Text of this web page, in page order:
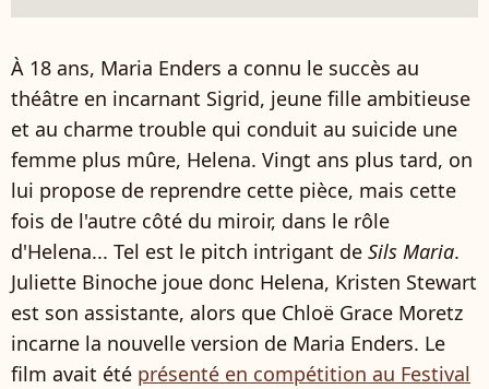
À 18 ans, Maria Enders a connu le succès au
théâtre en incarnant Sigrid, jeune fille ambitieuse
et au charme trouble qui conduit au suicide une
femme plus mûre, Helena. Vingt ans plus tard, on
lui propose de reprendre cette pièce, mais cette
fois de l'autre côté du miroir, dans le rôle
d'Helena... Tel est le pitch intrigant de Sils Maria.
Juliette Binoche joue donc Helena, Kristen Stewart
est son assistante, alors que Chloë Grace Moretz
incarne la nouvelle version de Maria Enders. Le
film avait été présenté en compétition au Festival